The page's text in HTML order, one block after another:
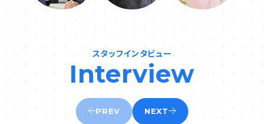
スタッフインタビュー
Interview
PREV NEXT